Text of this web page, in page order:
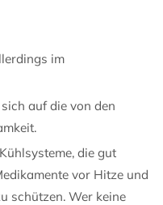
im
auf die von den
die gut
vor Hitze und
schützen. Wer keine